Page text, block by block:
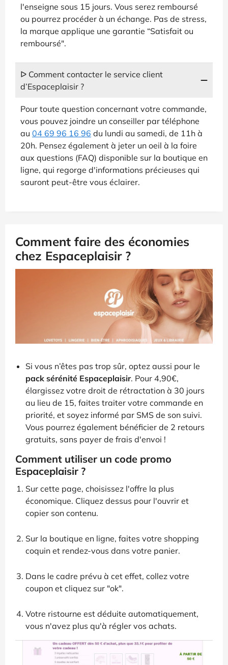
l'enseigne sous 15 jours. Vous serez remboursé
ou pourrez procéder à un échange. Pas de stress,
la marque applique une garantie “Satisfait ou
remboursé".
ᐅ Comment contacter le service client
d’Espaceplaisir ?
Pour toute question concernant votre commande,
vous pouvez joindre un conseiller par téléphone
au 04 69 96 16 96 du lundi au samedi, de 11h à
20h. Pensez également à jeter un oeil à la foire
aux questions (FAQ) disponible sur la boutique en
ligne, qui regorge d'informations précieuses qui
sauront peut-être vous éclairer.
Comment faire des économies
chez Espaceplaisir ?
Si vous n’êtes pas trop sûr, optez aussi pour le
pack sérénité Espaceplaisir. Pour 4,90€,
élargissez votre droit de rétractation à 30 jours
au lieu de 15, faites traiter votre commande en
priorité, et soyez informé par SMS de son suivi.
Vous pourrez également bénéficier de 2 retours
gratuits, sans payer de frais d'envoi !
Comment utiliser un code promo
Espaceplaisir ?
Sur cette page, choisissez l'offre la plus
économique. Cliquez dessus pour l'ouvrir et
copier son contenu.
Sur la boutique en ligne, faites votre shopping
coquin et rendez-vous dans votre panier.
Dans le cadre prévu à cet effet, collez votre
coupon et cliquez sur "ok".
Votre ristourne est déduite automatiquement,
vous n'avez plus qu'à régler vos achats.